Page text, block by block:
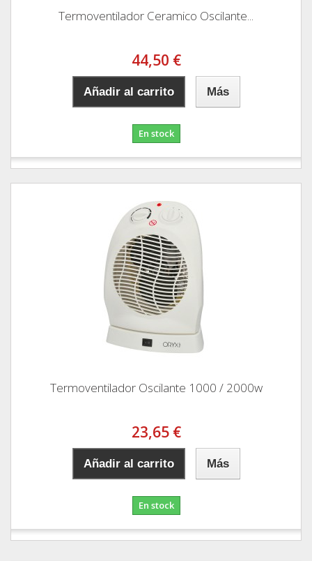
Termoventilador Ceramico Oscilante...
44,50 €
Añadir al carrito Más
En stock
Termoventilador Oscilante 1000 / 2000w
23,65 €
Añadir al carrito Más
En stock